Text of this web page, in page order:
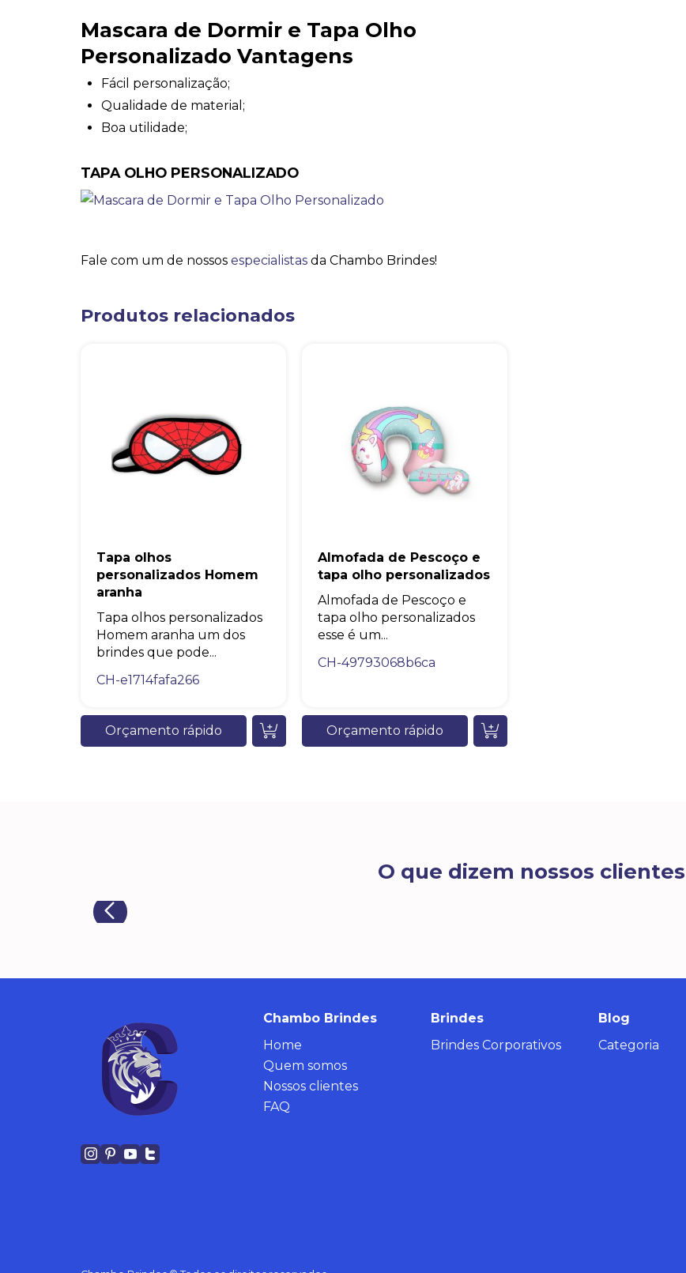
Mascara de Dormir e Tapa Olho
Personalizado Vantagens
Fácil personalização;
Qualidade de material;
Boa utilidade;
TAPA OLHO PERSONALIZADO
Fale com um de nossos especialistas da Chambo Brindes!
Produtos relacionados
Tapa olhos
personalizados Homem
aranha
Tapa olhos personalizados
Homem aranha um dos
brindes que pode...
CH-e1714fafa266
Orçamento rápido
Almofada de Pescoço e
tapa olho personalizados
Almofada de Pescoço e
tapa olho personalizados
esse é um...
CH-49793068b6ca
Orçamento rápido
O que dizem nossos clientes
Chambo Brindes
Home
Quem somos
Nossos clientes
FAQ
Brindes
Brindes Corporativos
Blog
Categoria